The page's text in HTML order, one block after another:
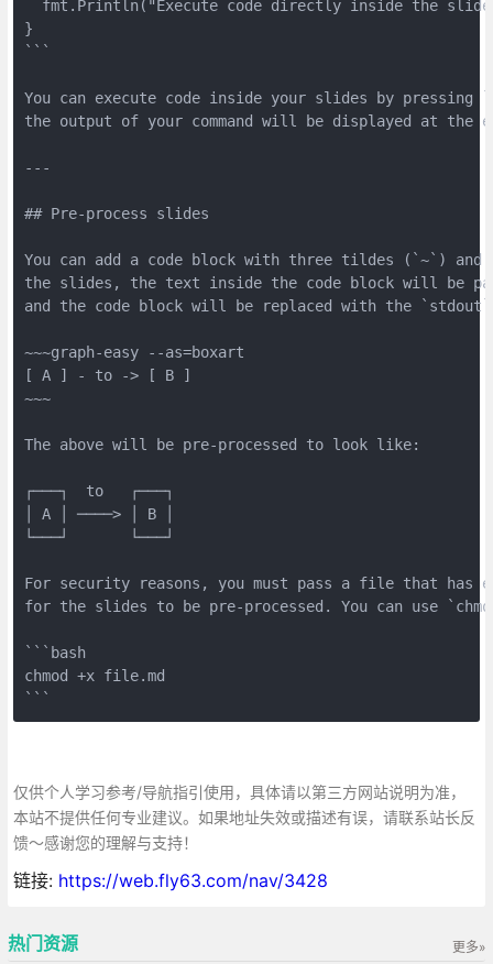
fmt.Println("Execute code directly inside the
}
```
You can execute code inside your slides by pressing
the output of your command will be displayed at
---
## Pre-process slides
You can add a code block with three tildes (`~`) and
the slides, the text inside the code block will be
and the code block will be replaced with the `stdout`
~~~graph-easy --as=boxart
[ A ] - to -> [ B ]
~~~
The above will be pre-processed to look like:
┌───┐  to   ┌───┐
│ A │ ────> │ B │
└───┘       └───┘
For security reasons, you must pass a file that has
for the slides to be pre-processed. You can use
```bash
chmod +x file.md
```
仅供个人学习参考/导航指引使用，具体请以第三方网站说明为准，
本站不提供任何专业建议。如果地址失效或描述有误，请联系站长反
馈～感谢您的理解与支持！
链接: https://web.fly63.com/nav/3428
更多»
热门资源